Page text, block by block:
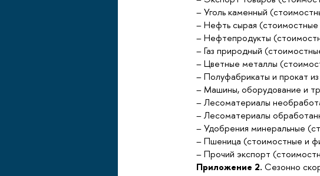
– Уголь каменный
– Нефть сырая
– Нефтепродукты
– Газ природный
– Цветные металлы
– Полуфабрикаты и прокат
– Машины, оборудование и
– Лесоматериалы
– Лесоматериалы
– Удобрения минеральные
– Пшеница (стоимостные и
– Прочий экспорт
Приложение 2. Сезонно